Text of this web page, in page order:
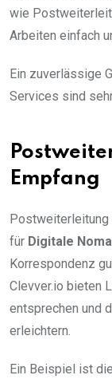
wie
Arbeiten einfach
Ein zuverlässige
Services sind
Empfang
für Digitale
Korrespondenz
Clevver.io bieten
entsprechen und
erleichtern.
Ein Beispiel ist